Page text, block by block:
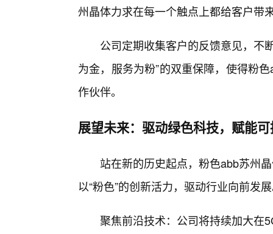
州晶体力求在每一个触点上都给客户带
公司定期收集客户的反馈意见，不
为金，服务为粉”的双重保障，使得粉
作伙伴。
展望未来：驱动绿色科技，赋能
站在新的历史起点，粉色abb苏州
以“粉色”的创新活力，驱动行业向前发
聚焦前沿技术：公司将持续加大在